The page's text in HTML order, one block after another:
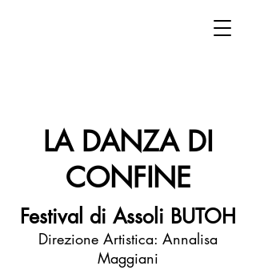
LA DANZA DI
CONFINE
Festival di Assoli BUTOH
Direzione Artistica: Annalisa
Maggiani